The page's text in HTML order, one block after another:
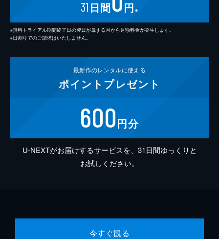
31 日間 円 ※
※無料トライアル期間終了日の翌日が属する月から月額料金が発生します。
※日割りでのご請求はいたしません。
最新作のレンタルに使える
ポイント プレゼント
600円分
U-NEXTがお届けするサービスを、31日間ゆっくりと
お試しください。
今すぐ観る